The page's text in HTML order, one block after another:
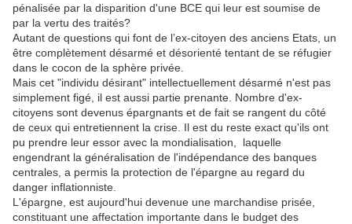
pénalisée par la disparition d'une BCE qui leur est soumise de
par la vertu des traités?
Autant de questions qui font de l’ex-citoyen des anciens Etats, un
être complètement désarmé et désorienté tentant de se réfugier
dans le cocon de la sphère privée.
Mais cet "individu désirant" intellectuellement désarmé n'est pas
simplement figé, il est aussi partie prenante. Nombre d'ex-
citoyens sont devenus épargnants et de fait se rangent du côté
de ceux qui entretiennent la crise. Il est du reste exact qu'ils ont
pu prendre leur essor avec la mondialisation, laquelle
engendrant la généralisation de l'indépendance des banques
centrales, a permis la protection de l'épargne au regard du
danger inflationniste.
L'épargne, est aujourd'hui devenue une marchandise prisée,
constituant une affectation importante dans le budget des